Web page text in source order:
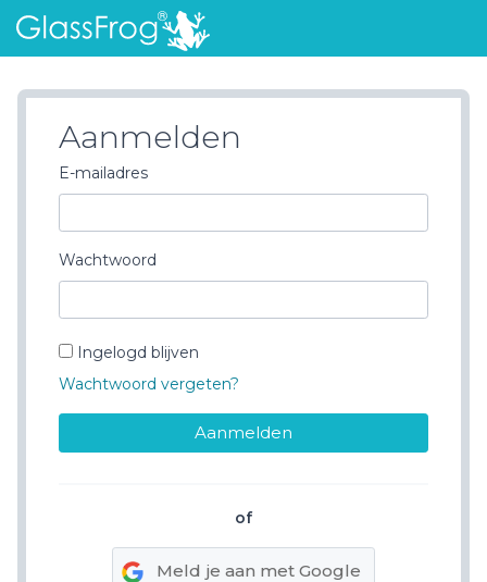
Aanmelden
E-mailadres
Wachtwoord
Ingelogd blijven
Wachtwoord vergeten?
of
Meld je aan met Google